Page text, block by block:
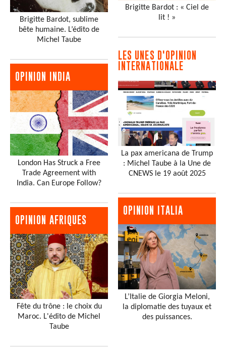
Brigitte Bardot, sublime
bête humaine. L’édito de
Michel Taube
OPINION INDIA
London Has Struck a Free
Trade Agreement with
India. Can Europe Follow?
OPINION AFRIQUES
Fête du trône : le choix du
Maroc. L'édito de Michel
Taube
Brigitte Bardot : « Ciel de
lit ! »
LES UNES D'OPINION
INTERNATIONALE
La pax americana de Trump
: Michel Taube à la Une de
CNEWS le 19 août 2025
OPINION ITALIA
L’Italie de Giorgia Meloni,
la diplomatie des tuyaux et
des puissances.